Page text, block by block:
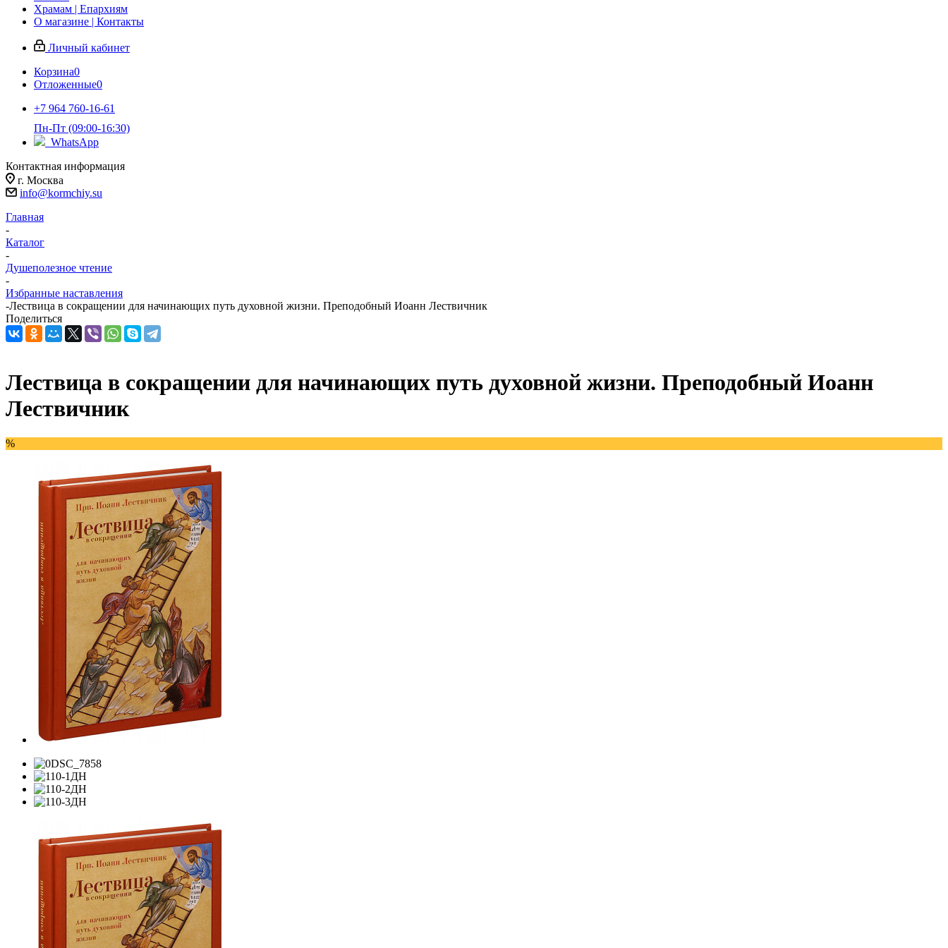
Храмам | Епархиям
О магазине | Контакты
Личный кабинет
Корзина0
Отложенные0
+7 964 760-16-61
Пн-Пт (09:00-16:30)
WhatsApp
Контактная информация
г. Москва
info@kormchiy.su
Главная
-
Каталог
-
Душеполезное чтение
-
Избранные наставления
-Лествица в сокращении для начинающих путь духовной жизни. Преподобный Иоанн Лествичник
Поделиться
Лествица в сокращении для начинающих путь духовной жизни. Преподобный Иоанн
Лествичник
%